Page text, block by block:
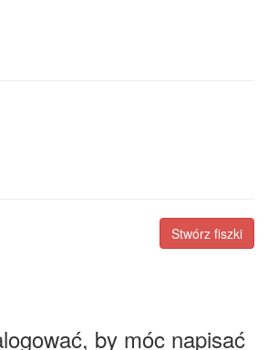
Stwórz fiszki
by móc napisać